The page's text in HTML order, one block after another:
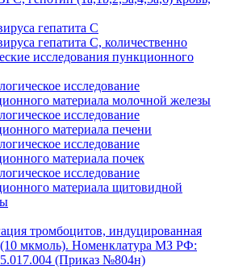
гепатита C
гепатита C, количественно
исследования пункционного
исследование
материала молочной железы
исследование
материала печени
исследование
материала почек
исследование
материала щитовидной
тромбоцитов, индуцированная
мкмоль). Номенклатура МЗ РФ:
(Приказ №804н)